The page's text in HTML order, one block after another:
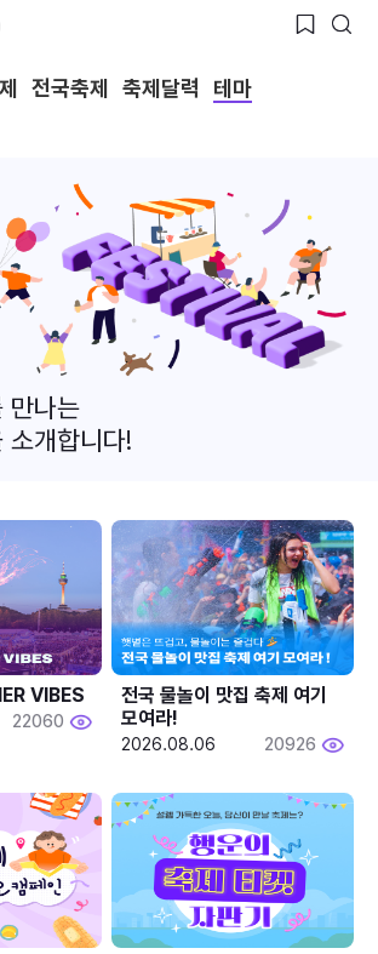
전국축제 축제달력 테마
만나는
소개합니다!
VIBES
22060
전국 물놀이 맛집 축제 여기
모여라!
2026.08.06 20926